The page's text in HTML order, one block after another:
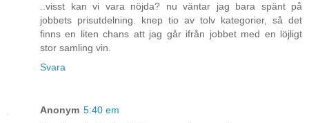
..visst kan vi vara nöjda? nu väntar jag bara spänt på
jobbets prisutdelning. knep tio av tolv kategorier, så det
finns en liten chans att jag går ifrån jobbet med en löjligt
stor samling vin.
Svara
Anonym 5:40 em